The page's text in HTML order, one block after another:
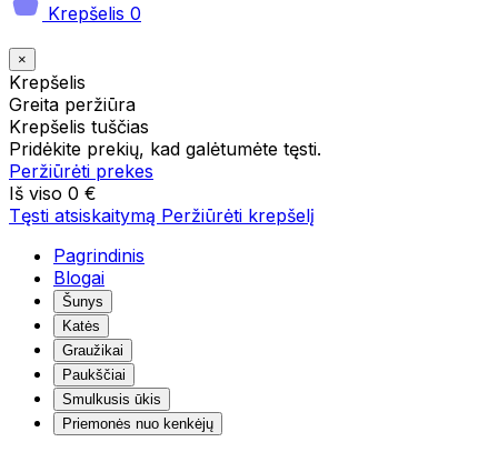
Krepšelis 0
×
Krepšelis
Greita peržiūra
Krepšelis tuščias
Pridėkite prekių, kad galėtumėte tęsti.
Peržiūrėti prekes
Iš viso 0 €
Tęsti atsiskaitymą Peržiūrėti krepšelį
Pagrindinis
Blogai
Šunys
Katės
Graužikai
Paukščiai
Smulkusis ūkis
Priemonės nuo kenkėjų